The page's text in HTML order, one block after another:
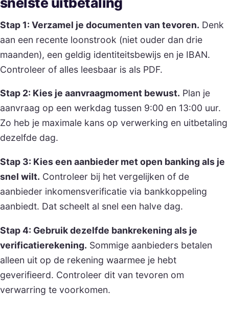
Stap 1: Verzamel je documenten van tevoren. Denk
aan een recente loonstrook (niet ouder dan drie
maanden), een geldig identiteitsbewijs en je IBAN.
Controleer of alles leesbaar is als PDF.
Stap 2: Kies je aanvraagmoment bewust. Plan je
aanvraag op een werkdag tussen 9:00 en 13:00 uur.
Zo heb je maximale kans op verwerking en uitbetaling
dezelfde dag.
Stap 3: Kies een aanbieder met open banking als je
snel wilt. Controleer bij het vergelijken of de
aanbieder inkomensverificatie via bankkoppeling
aanbiedt. Dat scheelt al snel een halve dag.
Stap 4: Gebruik dezelfde bankrekening als je
verificatierekening. Sommige aanbieders betalen
alleen uit op de rekening waarmee je hebt
geverifieerd. Controleer dit van tevoren om
verwarring te voorkomen.